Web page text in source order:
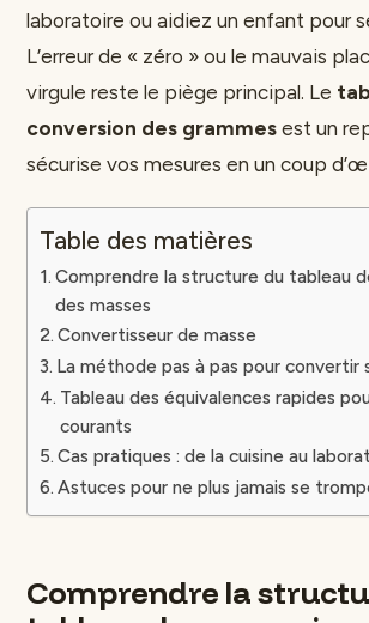
laboratoire ou aidiez un enfant pour
L’erreur de « zéro » ou le mauvais
virgule reste le piège principal. Le
conversion des grammes est un
sécurise vos mesures en un coup
Table des matières
Comprendre la structure du tableau
des masses
Convertisseur de masse
La méthode pas à pas pour convertir
Tableau des équivalences rapides
courants
Cas pratiques : de la cuisine au
Astuces pour ne plus jamais se
Comprendre la